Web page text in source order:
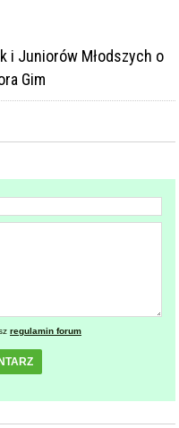
i Juniorów Młodszych o
Gim
regulamin forum